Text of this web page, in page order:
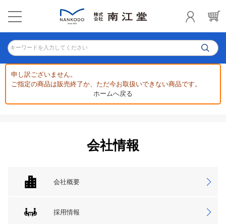
キーワードを入力してください
申し訳ございません。
ご指定の商品は販売終了か、ただ今お取扱いできない商品です。
ホームへ戻る
会社情報
会社概要
採用情報